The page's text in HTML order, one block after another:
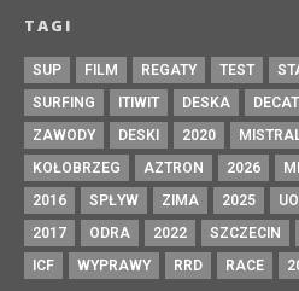
TAGI
SUP FILM REGATY TEST
SURFING
ITIWIT DESKA
ZAWODY
DESKI 2020
KOŁOBRZEG
AZTRON 2026
2016
SPŁYW ZIMA 2025
2017
ODRA 2022 SZCZECIN
ICF
WYPRAWY RRD RACE